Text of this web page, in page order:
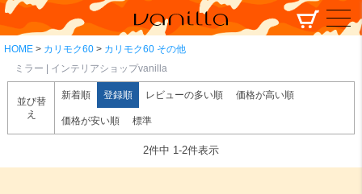
HOME カリモク60
カリモク60 その他
ミラー | インテリアショップvanilla
並び替
え
新着順 登録順 レビューの多い順 価格が高い順
価格が安い順 標準
2件中 1-2件表示